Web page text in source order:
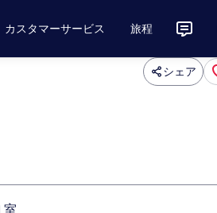
カスタマーサービス 旅程
シェア